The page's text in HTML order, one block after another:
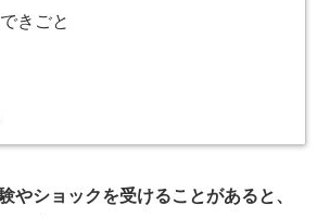
きごと
やショックを受けることがあると、